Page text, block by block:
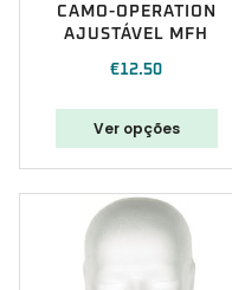
CAMO-OPERATION
AJUSTÁVEL MFH
€12.50
Ver opções